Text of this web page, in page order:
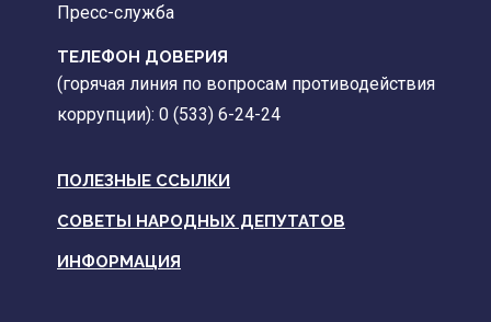
Пресс-служба
ТЕЛЕФОН ДОВЕРИЯ
(горячая линия по вопросам противодействия
коррупции): 0 (533) 6-24-24
ПОЛЕЗНЫЕ ССЫЛКИ
СОВЕТЫ НАРОДНЫХ ДЕПУТАТОВ
ИНФОРМАЦИЯ